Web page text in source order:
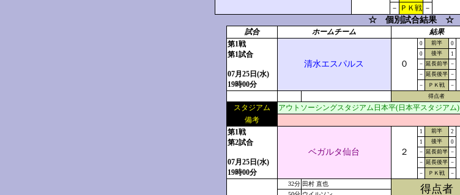
－
ＰＫ戦 －
☆ 個別試合結果 ☆
試合 ホームチーム 結果
第1戦
第1試合
07月25日(水)
19時00分
清水エスパルス ０
0 前半 0
0 後半
1
－ 延長前半 －
－ 延長後半 －
－
ＰＫ戦
－
得点者
スタジアム アウトソーシングスタジアム日本平(日本平スタジアム)
備考
第1戦
第2試合
07月25日(水)
19時00分
ベガルタ仙台 ２
1 前半 2
1 後半
0
－ 延長前半 －
－ 延長後半 －
－
ＰＫ戦 －
32分 田村 直也 得点者